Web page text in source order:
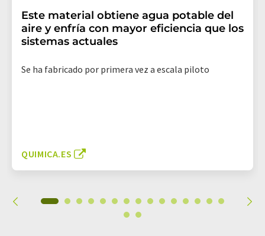
Este material obtiene agua potable del
aire y enfría con mayor eficiencia que los
sistemas actuales
Se ha fabricado por primera vez a escala piloto
QUIMICA.ES